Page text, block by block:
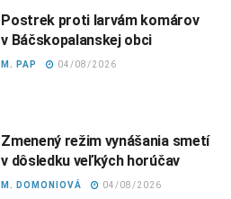
Postrek proti larvám komárov
v Báčskopalanskej obci
M. PAP 04/08/2026
Zmenený režim vynášania smetí
v dôsledku veľkých horúčav
M. DOMONIOVÁ 04/08/2026